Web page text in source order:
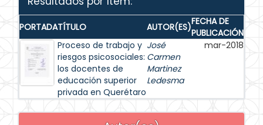
PORTADATÍTULO AUTOR(ES)FECHA DE
PUBLICACIÓN
Proceso de trabajo y
riesgos psicosociales:
los docentes de
educación superior
privada en Querétaro
José
Carmen
Martinez
Ledesma
mar-2018